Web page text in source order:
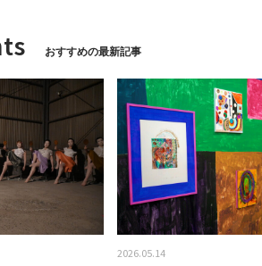
おすすめの最新記事
2026.05.14